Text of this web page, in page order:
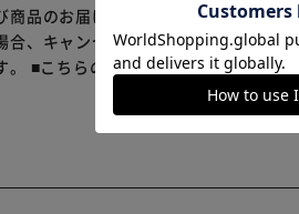
良以外の返品・交換は承れませんの
品のお届けまでお時間を頂く場合が
、キャンセル又は注文内容の変更を
■こちらの商品はアイリスプラザが